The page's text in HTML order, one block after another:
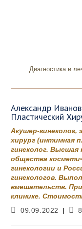
Диагностика и
Александр
Пластический
Акушер-гинеколог,
хирург (интимная
гинеколог. Высшая
общества
гинекологии и
гинекологов.
вмешательств.
клинике.
Запись
09.09.2022